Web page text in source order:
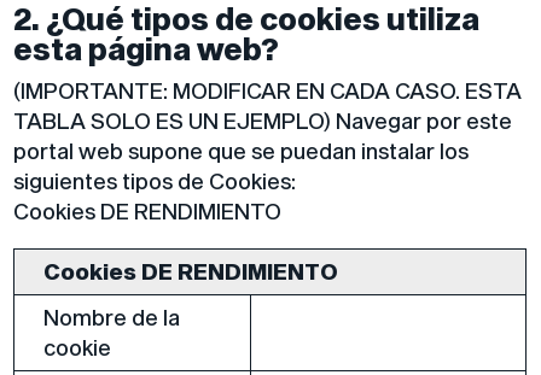
2. ¿Qué tipos de cookies utiliza
esta página web?
(IMPORTANTE: MODIFICAR EN CADA CASO. ESTA
TABLA SOLO ES UN EJEMPLO) Navegar por este
portal web supone que se puedan instalar los
siguientes tipos de Cookies:
Cookies DE RENDIMIENTO
Cookies DE RENDIMIENTO
Nombre de la
cookie